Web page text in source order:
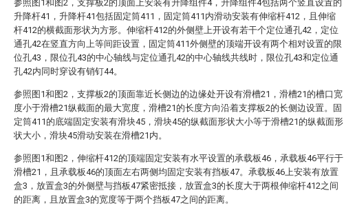
参照图1和图2，支撑板2的顶面上安装有升降组件4，升降组件4包括两个竖直设置的
升降杆41，升降杆41包括固定筒411，固定筒411内滑动安装有伸缩杆412，且伸缩
杆412的横截面形状为方形。伸缩杆412的外侧壁上开设有若干个定位通孔42，定位
通孔42在竖直方向上等间距设置，固定筒411外侧壁的顶端开设有两个相对设置的限
位孔43，限位孔43的中心轴线与定位通孔42的中心轴线共线时，限位孔43和定位通
孔42内同时穿设有销钉44。
参照图1和图2，支撑板2的顶面靠近长侧边的边缘处开设有滑槽21，滑槽21的槽口宽
度小于滑槽21纵截面的最大宽度，滑槽21的长度方向沿着支撑板2的长侧边设置。固
定筒411的底端固定安装有滑块45，滑块45的纵截面形状大小等于滑槽21的纵截面形
状大小，滑块45滑动安装在滑槽21内。
参照图1和图2，伸缩杆412的顶端固定安装有水平设置的承载板46，承载板46平行于
滑槽21，且承载板46的顶面左右两侧均固定安装有挡板47。承载板46上安装有放置
盒3，放置盒3的外侧壁与挡板47紧密抵接，放置盒3的长度大于两根伸缩杆412之间
的距离，且放置盒3的宽度等于两个挡板47之间的距离。